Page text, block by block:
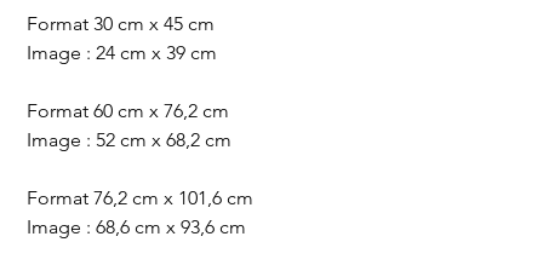
Format 30 cm x 45 cm
Image : 24 cm x 39 cm
Format 60 cm x 76,2 cm
Image : 52 cm x 68,2 cm
Format 76,2 cm x 101,6 cm
Image : 68,6 cm x 93,6 cm